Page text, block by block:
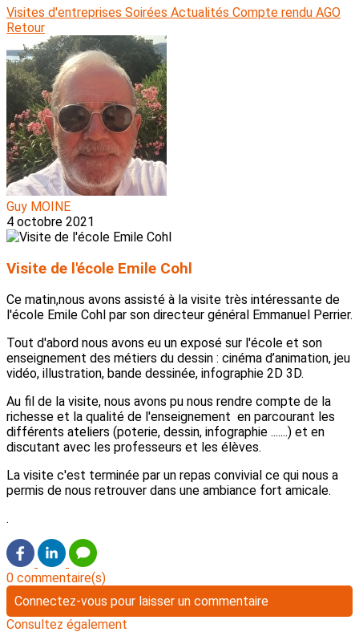
Visites d'entreprises Soirées Actualités Compte rendu AGO
Retour
Guy MOINE
4 octobre 2021
Visite de l'école Emile Cohl
Ce matin,nous avons assisté à la visite très intéressante de
l'école Emile Cohl par son directeur général Emmanuel Perrier.
Tout d'abord nous avons eu un exposé sur l'école et son
enseignement des métiers du dessin : cinéma d’animation, jeu
vidéo, illustration, bande dessinée, infographie 2D 3D.
Au fil de la visite, nous avons pu nous rendre compte de la
richesse et la qualité de l'enseignement en parcourant les
différents ateliers (poterie, dessin, infographie .......) et en
discutant avec les professeurs et les élèves.
La visite c'est terminée par un repas convivial ce qui nous a
permis de nous retrouver dans une ambiance fort amicale.
.
0 commentaire(s)
Connectez-vous pour laisser un commentaire
Consultez également